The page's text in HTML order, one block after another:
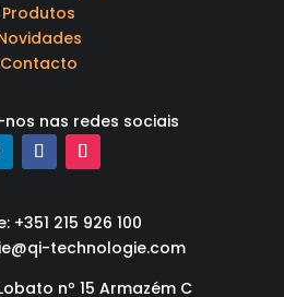
Produtos
Contacto
nas redes sociais
+351 215 926 100
technologie.com
nº 15 Armazém C